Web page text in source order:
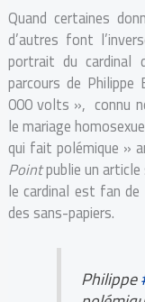
Quand certaines
d’autres font
portrait du cardinal
parcours de
000 volts », connu
le mariage
qui fait polémique »
Pointpublie un article
le cardinal est fan
des sans-papiers.
Philippe